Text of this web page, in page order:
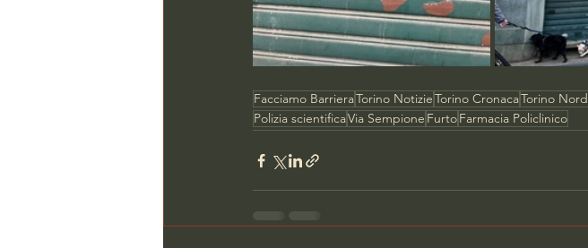
Facciamo BarrieraTorino NotizieTorino CronacaTorino Nord
Polizia scientificaVia Sempione FurtoFarmacia Policlinico